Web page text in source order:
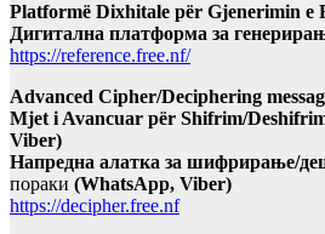
Platformë Dixhitale për Gjenerimin e
Дигитална платформа за
https://reference.free.nf/
Advanced Cipher/Deciphering
Mjet i Avancuar për Shifrim/
Viber)
Напредна алатка за шифрирање/
пораки (WhatsApp, Viber)
https://decipher.free.nf